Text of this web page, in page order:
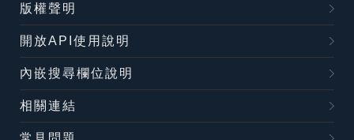
版權聲明
開放API使用說明
內嵌搜尋欄位說明
相關連結